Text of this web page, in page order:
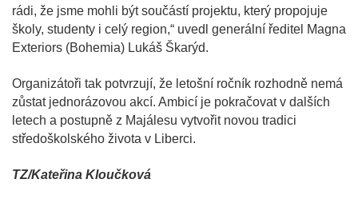
rádi, že jsme mohli být součástí projektu, který propojuje
školy, studenty i celý region,“ uvedl generální ředitel Magna
Exteriors (Bohemia) Lukáš Škarýd.
Organizátoři tak potvrzují, že letošní ročník rozhodně nemá
zůstat jednorázovou akcí. Ambicí je pokračovat v dalších
letech a postupně z Majálesu vytvořit novou tradici
středoškolského života v Liberci.
TZ/Kateřina Kloučková